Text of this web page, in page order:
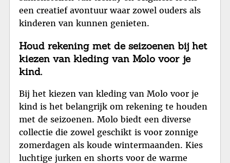
een creatief avontuur waar zowel ouders als
kinderen van kunnen genieten.
Houd rekening met de seizoenen bij het
kiezen van kleding van Molo voor je
kind.
Bij het kiezen van kleding van Molo voor je
kind is het belangrijk om rekening te houden
met de seizoenen. Molo biedt een diverse
collectie die zowel geschikt is voor zonnige
zomerdagen als koude wintermaanden. Kies
luchtige jurken en shorts voor de warme